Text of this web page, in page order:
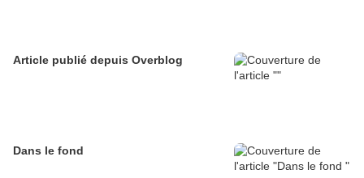
Article publié depuis Overblog
Dans le fond